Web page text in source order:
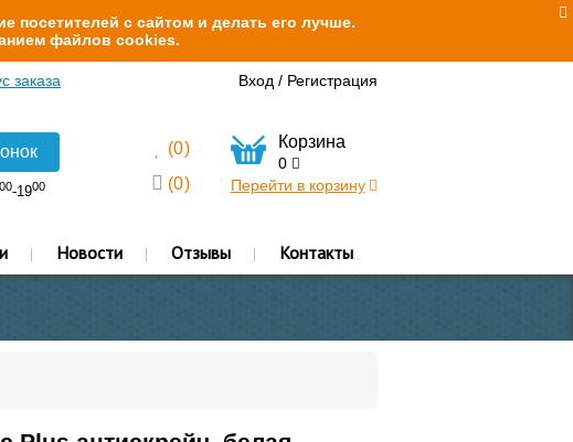
посетителей с сайтом и делать его лучше.
файлов cookies.
заказа Вход / Регистрация
-1900
(0)
(0)
Корзина
0
Перейти в корзину
Новости Отзывы Контакты